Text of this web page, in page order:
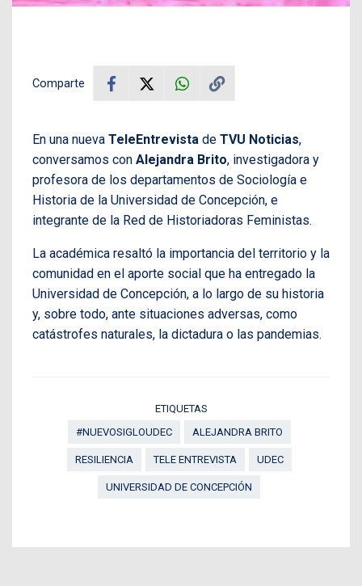
Comparte
En una nueva TeleEntrevista de TVU Noticias,
conversamos con Alejandra Brito, investigadora y
profesora de los departamentos de Sociología e
Historia de la Universidad de Concepción, e
integrante de la Red de Historiadoras Feministas.
La académica resaltó la importancia del territorio y la
comunidad en el aporte social que ha entregado la
Universidad de Concepción, a lo largo de su historia
y, sobre todo, ante situaciones adversas, como
catástrofes naturales, la dictadura o las pandemias.
ETIQUETAS
#NUEVOSIGLOUDEC
ALEJANDRA BRITO
RESILIENCIA TELE ENTREVISTA UDEC
UNIVERSIDAD DE CONCEPCIÓN